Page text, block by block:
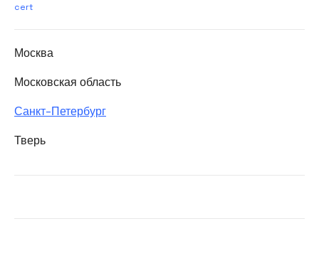
cert
Москва
Московская область
Санкт-Петербург
Тверь